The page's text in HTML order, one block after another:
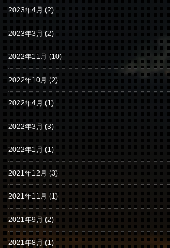
2023年4月 (2)
2023年3月 (2)
2022年11月 (10)
2022年10月 (2)
2022年4月 (1)
2022年3月 (3)
2022年1月 (1)
2021年12月 (3)
2021年11月 (1)
2021年9月(2)
2021年8月(1)